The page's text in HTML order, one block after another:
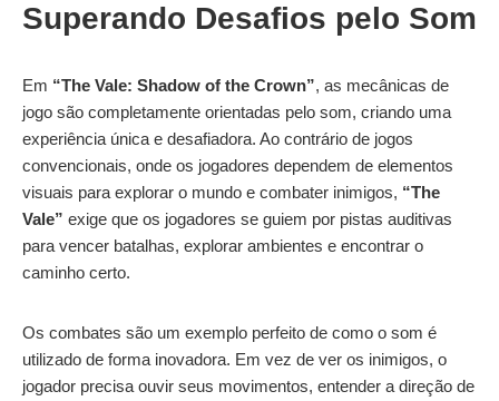
Superando Desafios pelo Som
Em “The Vale: Shadow of the Crown”, as mecânicas de
jogo são completamente orientadas pelo som, criando uma
experiência única e desafiadora. Ao contrário de jogos
convencionais, onde os jogadores dependem de elementos
visuais para explorar o mundo e combater inimigos, “The
Vale” exige que os jogadores se guiem por pistas auditivas
para vencer batalhas, explorar ambientes e encontrar o
caminho certo.
Os combates são um exemplo perfeito de como o som é
utilizado de forma inovadora. Em vez de ver os inimigos, o
jogador precisa ouvir seus movimentos, entender a direção de